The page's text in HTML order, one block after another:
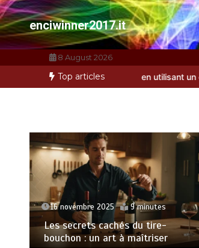
enciwinner2017.it
8 August 2026
Top articles
idéale en utilisant un comparateur efficace ?
16 novembre 2025 9 minutes
Les secrets cachés du tire-
bouchon : un art à maîtriser